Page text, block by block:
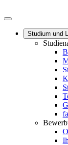
Studium und